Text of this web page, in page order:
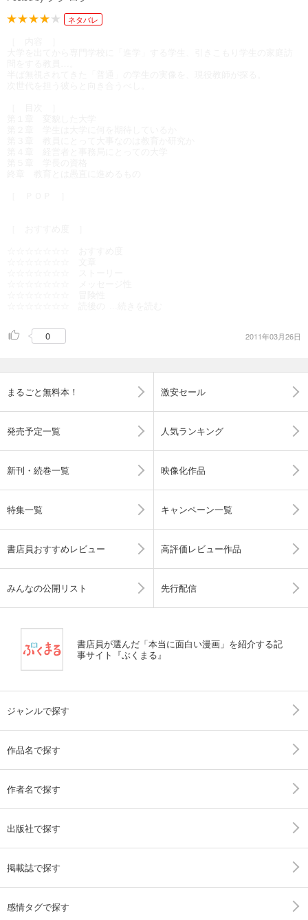
ネタバレ
0 2011年03月26日
まるごと無料本！ 激安セール
発売予定一覧 人気ランキング
新刊・続巻一覧 映像化作品
特集一覧 キャンペーン一覧
書店員おすすめレビュー 高評価レビュー作品
みんなの公開リスト 先行配信
書店員が選んだ「本当に面白い漫画」を紹介する記
事サイト『ぶくまる』
ジャンルで探す
作品名で探す
作者名で探す
出版社で探す
掲載誌で探す
感情タグで探す